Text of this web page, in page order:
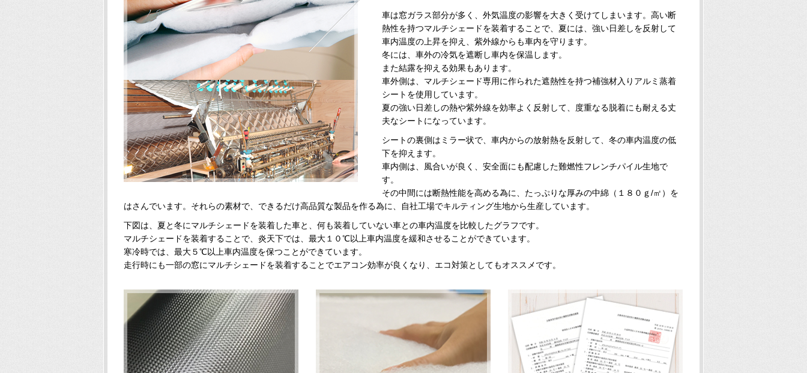
車は窓ガラス部分が多く、外気温度の影響を大きく受けてしまいます。高い断
熱性を持つマルチシェードを装着することで、夏には、強い日差しを反射して
車内温度の上昇を抑え、紫外線からも車内を守ります。
冬には、車外の冷気を遮断し車内を保温します。
また結露を抑える効果もあります。
車外側は、マルチシェード専用に作られた遮熱性を持つ補強材入りアルミ蒸着
シートを使用しています。
夏の強い日差しの熱や紫外線を効率よく反射して、度重なる脱着にも耐える丈
夫なシートになっています。
シートの裏側はミラー状で、車内からの放射熱を反射して、冬の車内温度の低
下を抑えます。
車内側は、風合いが良く、安全面にも配慮した難燃性フレンチパイル生地で
す。
その中間には断熱性能を高める為に、たっぷりな厚みの中綿（１８０ｇ/㎡）を
はさんでいます。それらの素材で、できるだけ高品質な製品を作る為に、自社工場でキルティング生地から生産しています。
下図は、夏と冬にマルチシェードを装着した車と、何も装着していない車との車内温度を比較したグラフです。
マルチシェードを装着することで、炎天下では、最大１０℃以上車内温度を緩和させることができています。
寒冷時では、最大５℃以上車内温度を保つことができています。
走行時にも一部の窓にマルチシェードを装着することでエアコン効率が良くなり、エコ対策としてもオススメです。